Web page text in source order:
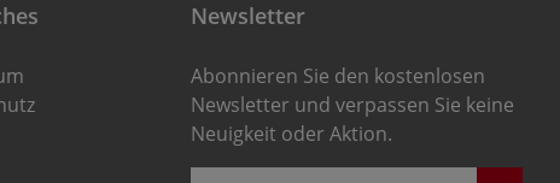
Newsletter
Abonnieren Sie den kostenlosen
Newsletter und verpassen Sie keine
Neuigkeit oder Aktion.